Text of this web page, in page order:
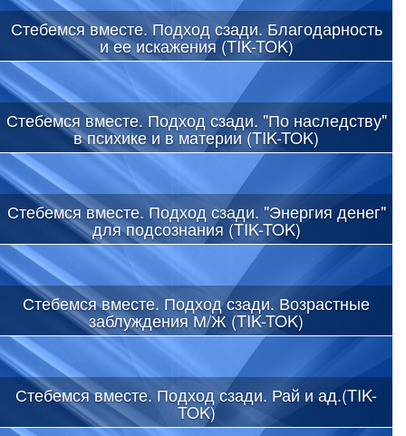
Стебемся вместе. Подход сзади. Благодарность
и ее искажения (TIK-TOK)
Стебемся вместе. Подход сзади. "По наследству"
в психике и в материи (TIK-TOK)
Стебемся вместе. Подход сзади. "Энергия денег"
для подсознания (TIK-TOK)
Стебемся вместе. Подход сзади. Возрастные
заблуждения М/Ж (TIK-TOK)
Стебемся вместе. Подход сзади. Рай и ад.(TIK-
TOK)